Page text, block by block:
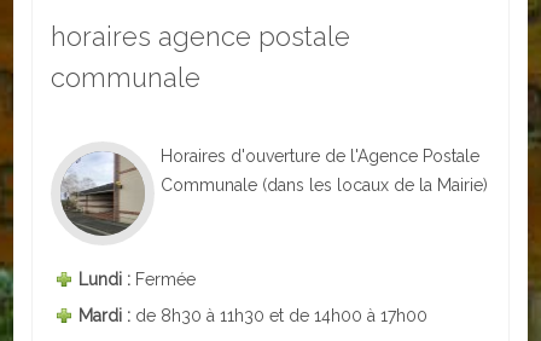
Urbanisme
Adresses/Téléphone
Santé
Social
Culturel
horaires agence postale
communale
Horaires d'ouverture de l'Agence Postale
Communale (dans les locaux de la Mairie)
Lundi : Fermée
Mardi : de 8h30 à 11h30 et de 14h00 à 17h00